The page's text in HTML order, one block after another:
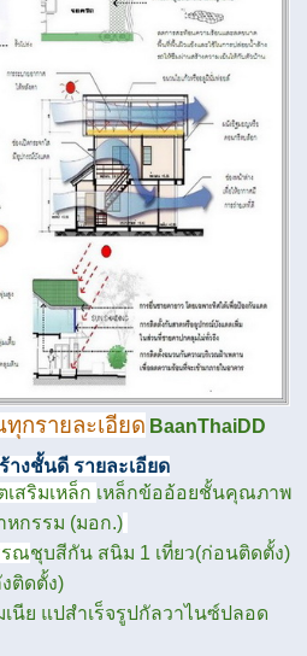
กรายละเอียด BaanThaiDD
างชั้นดี รายละเอียด
สริมเหล็ก เหล็กข้ออ้อยชั้นคุณภาพ
หกรรม (มอก.)
รณชุบสีกัน สนิม 1 เที่ยว(ก่อนติดตั้ง)
ติดตั้ง)
นีย แปสำเร็จรูปกัลวาไนซ์ปลอด